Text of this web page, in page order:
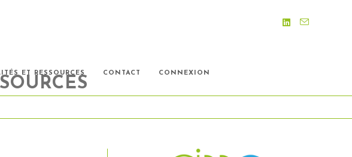
ET RESSOURCES CONTACT CONNEXION